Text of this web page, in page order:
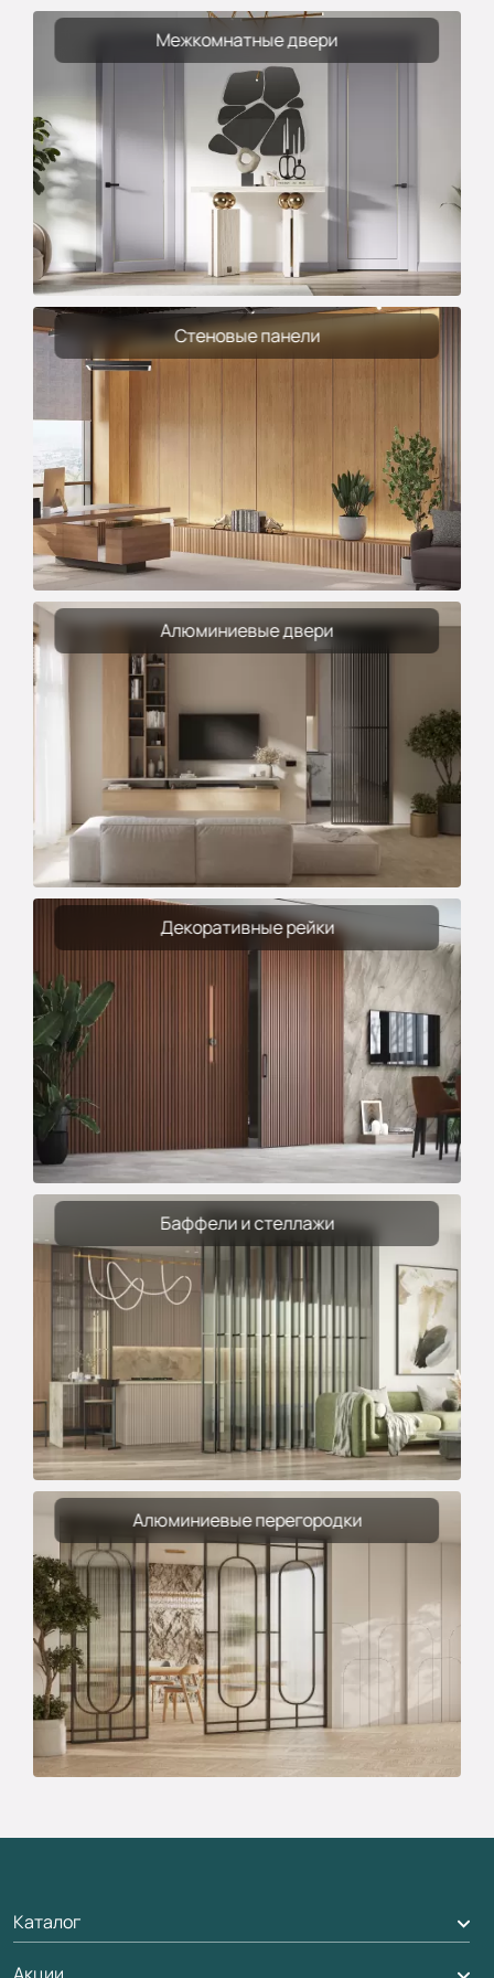
Межкомнатные двери
Стеновые панели
Алюминиевые двери
Декоративные рейки
Баффели и стеллажи
Алюминиевые перегородки
Каталог